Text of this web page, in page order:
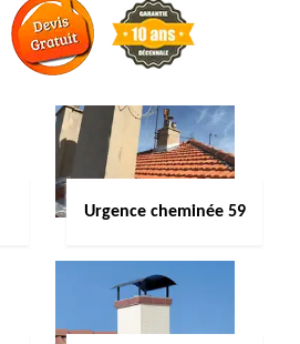
Urgence cheminée 59